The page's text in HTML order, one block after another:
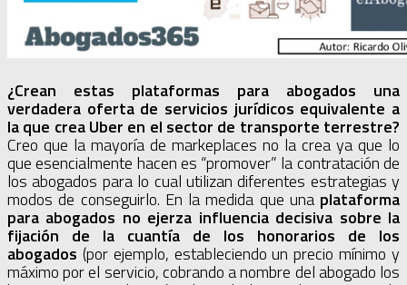
¿Crean estas plataformas para abogados una
verdadera oferta de servicios jurídicos equivalente a
la que crea Uber en el sector de transporte terrestre?
Creo que la mayoría de markeplaces no la crea ya que lo
que esencialmente hacen es “promover” la contratación de
los abogados para lo cual utilizan diferentes estrategias y
modos de conseguirlo. En la medida que una plataforma
para abogados no ejerza influencia decisiva sobre la
fijación de la cuantía de los honorarios de los
abogados (por ejemplo, estableciendo un precio mínimo y
máximo por el servicio, cobrando a nombre del abogado los